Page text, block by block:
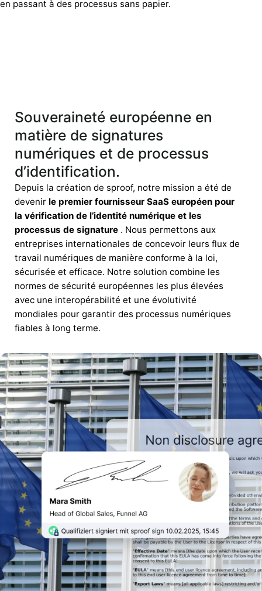
en passant à des processus sans papier.
Souveraineté européenne en
matière de signatures
numériques et de processus
d’identification.
Depuis la création de sproof, notre mission a été de
devenir le premier fournisseur SaaS européen pour
la vérification de l’identité numérique et les
processus de signature . Nous permettons aux
entreprises internationales de concevoir leurs flux de
travail numériques de manière conforme à la loi,
sécurisée et efficace. Notre solution combine les
normes de sécurité européennes les plus élevées
avec une interopérabilité et une évolutivité
mondiales pour garantir des processus numériques
fiables à long terme.